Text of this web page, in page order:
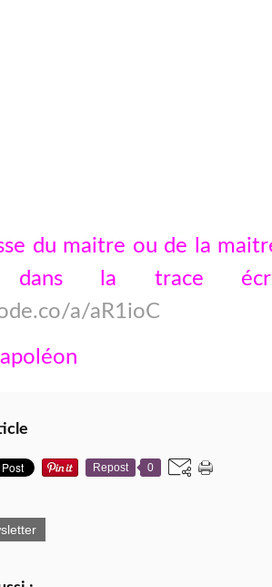
du maitre ou de la
dans la trace
a/aR1ioC
Repost 0